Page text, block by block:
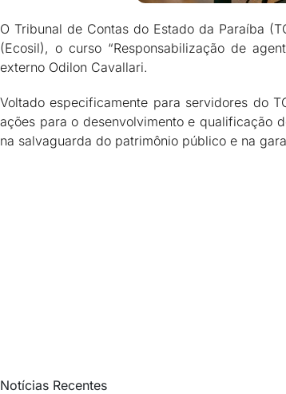
O Tribunal de Contas do Estado da Paraíba
(Ecosil), o curso “Responsabilização de
externo Odilon Cavallari.
Voltado especificamente para servidores do
ações para o desenvolvimento e qualificação
na salvaguarda do patrimônio público e na
Notícias Recentes